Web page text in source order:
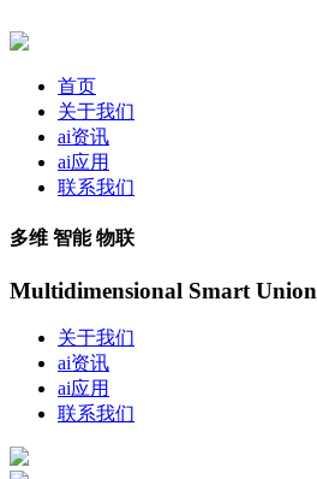
首页
关于我们
ai资讯
ai应用
联系我们
多维 智能 物联
Multidimensional Smart Union
关于我们
ai资讯
ai应用
联系我们